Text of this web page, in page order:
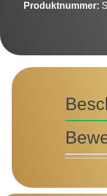
Produktnummer: